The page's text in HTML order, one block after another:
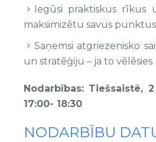
Iegūsi praktiskus rīkus
maksimizētu savus
Saņemsi atgriezenisko
un stratēģiju – ja to vēlēsies
Nodarbības: Tiešsaistē,
17:00- 18:30
NODARBĪBU